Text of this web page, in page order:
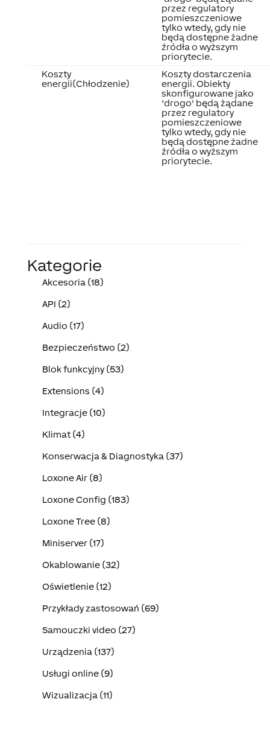
przez regulatory
pomieszczeniowe
tylko wtedy, gdy nie
będą dostępne żadne
źródła o wyższym
priorytecie.
Koszty
energii(Chłodzenie)
Koszty dostarczenia
energii. Obiekty
skonfigurowane jako
'drogo' będą żądane
przez regulatory
pomieszczeniowe
tylko wtedy, gdy nie
będą dostępne żadne
źródła o wyższym
priorytecie.
Kategorie
Akcesoria (18)
API (2)
Audio (17)
Bezpieczeństwo (2)
Blok funkcyjny (53)
Extensions (4)
Integracje (10)
Klimat (4)
Konserwacja & Diagnostyka (37)
Loxone Air (8)
Loxone Config (183)
Loxone Tree (8)
Miniserver (17)
Okablowanie (32)
Oświetlenie (12)
Przykłady zastosowań (69)
Samouczki video (27)
Urządzenia (137)
Usługi online (9)
Wizualizacja (11)